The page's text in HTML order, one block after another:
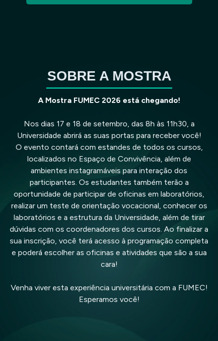
SOBRE A MOSTRA
A Mostra FUMEC 2026 está chegando!
Nos dias 17 e 18 de setembro, das 8h às 11h30, a
Universidade abrirá as suas portas para receber você!
O evento contará com estandes de todos os cursos,
localizados no Espaço de Convivência, além de
ambientes instagramáveis para interação dos
participantes. Os estudantes também terão a
oportunidade de participar de oficinas em laboratórios,
realizar um teste de orientação vocacional, conhecer os
laboratórios e a estrutura da Universidade, além de tirar
dúvidas com os coordenadores dos cursos. Ao finalizar a
sua inscrição, você terá acesso à programação completa
e poderá escolher as oficinas e atividades que são a sua
cara!
Venha viver esta experiência universitária com a FUMEC!
Esperamos você!